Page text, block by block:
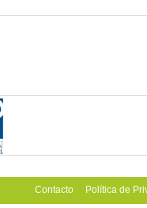
Contacto Política de